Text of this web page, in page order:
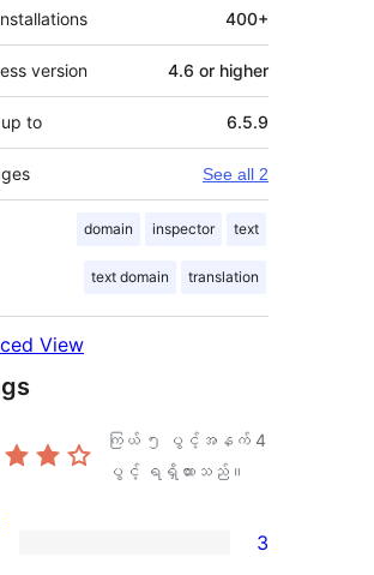
400+
version 4.6 or higher
to 6.5.9
See all 2
domain inspector text
text domain translation
View
ကြယ် ၅ ပွင့်အနက် 4
ပွင့် ရရှိထားသည်။
3